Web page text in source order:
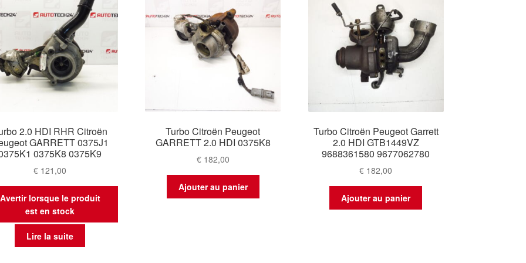
2.0 HDI RHR Citroën
GARRETT 0375J1
0375K8 0375K9
€ 121,00
Avertir lorsque le produit
est en stock
Lire la suite
Turbo Citroën Peugeot
GARRETT 2.0 HDI 0375K8
€182,00
Ajouter au panier
Turbo Citroën Peugeot Garrett
2.0 HDI GTB1449VZ
9688361580 9677062780
€ 182,00
Ajouter au panier